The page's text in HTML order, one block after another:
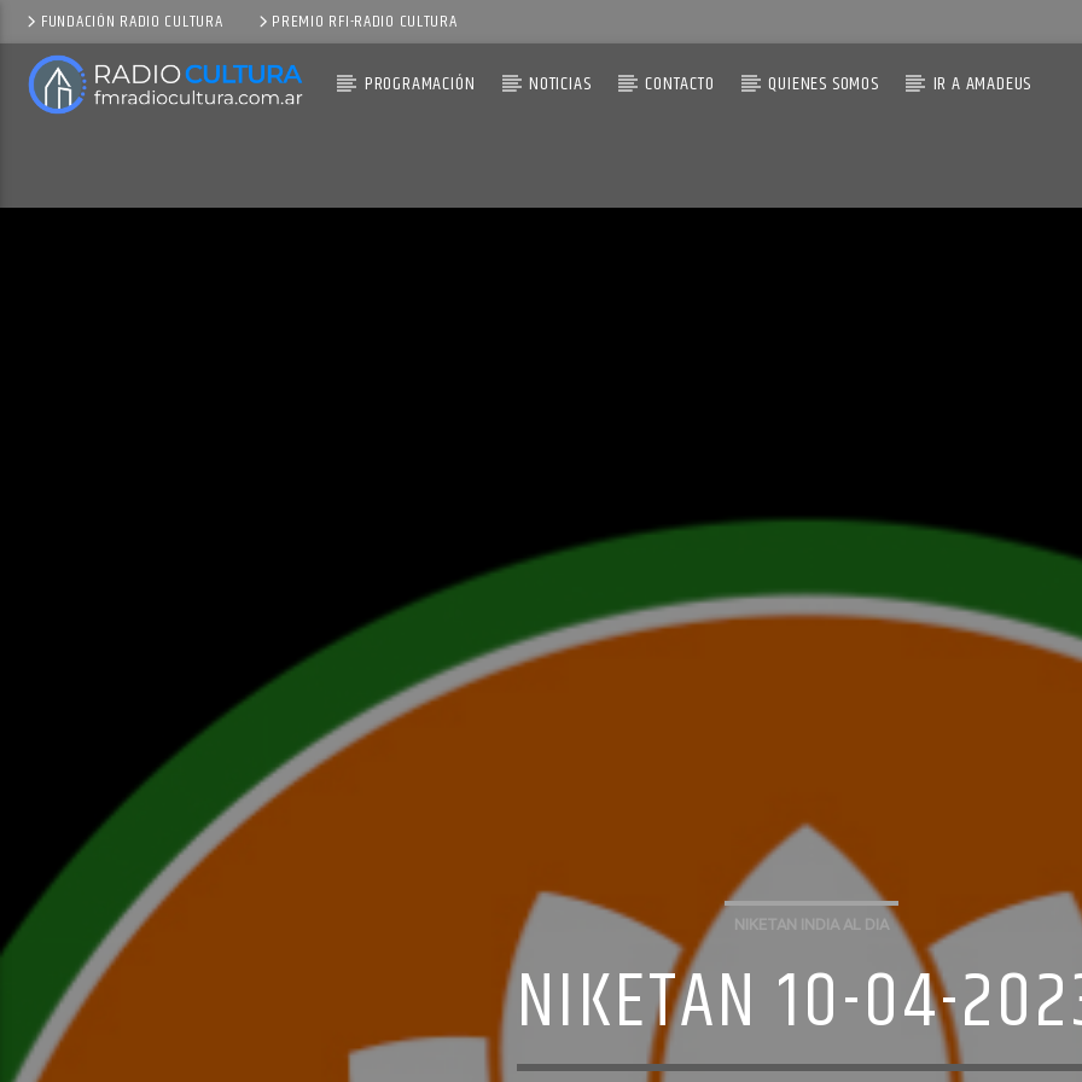
FUNDACIÓN RADIO CULTURA PREMIO RFI-RADIO CULTURA
PROGRAMACIÓN NOTICIAS CONTACTO QUIENES SOMOS IR A AMADEUS
NIKETAN INDIA AL DIA
NIKETAN 10-04-